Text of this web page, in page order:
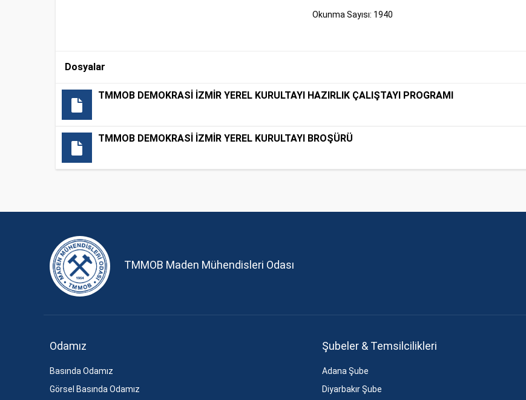
Okunma Sayısı: 1940
Dosyalar
TMMOB DEMOKRASİ İZMİR YEREL KURULTAYI HAZIRLIK ÇALIŞTAYI PROGRAMI
TMMOB DEMOKRASİ İZMİR YEREL KURULTAYI BROŞÜRÜ
TMMOB Maden Mühendisleri Odası
Odamız
Basında Odamız
Görsel Basında Odamız
Şubeler & Temsilcilikleri
Adana Şube
Diyarbakır Şube